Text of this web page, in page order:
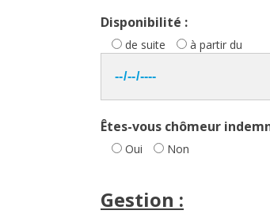
Disponibilité :
de suite à partir du
Êtes-vous chômeur
Oui Non
Gestion :